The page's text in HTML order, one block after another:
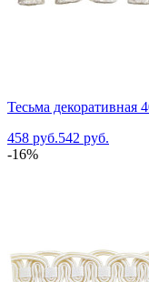
Тесьма декоративная
458 руб.542 руб.
-16%